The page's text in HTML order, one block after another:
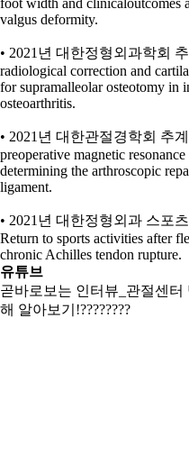
foot width and clinicaloutcomes
valgus deformity.
• 2021년 대한정형외과학회
radiological correction and
for supramalleolar osteotomy in
osteoarthritis.
• 2021년 대한관절경학회 추
preoperative magnetic
determining the arthroscopic
ligament.
• 2021년 대한정형외과 스포
Return to sports activities after
chronic Achilles tendon rupture.
유튜브
곧바로보는 인터뷰_관절센
해 알아보기!????????